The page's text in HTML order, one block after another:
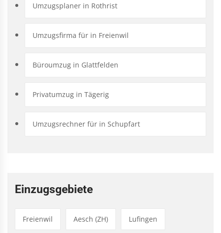
Umzugsplaner in Rothrist
Umzugsfirma für in Freienwil
Büroumzug in Glattfelden
Privatumzug in Tägerig
Umzugsrechner für in Schupfart
Einzugsgebiete
Freienwil Aesch (ZH) Lufingen